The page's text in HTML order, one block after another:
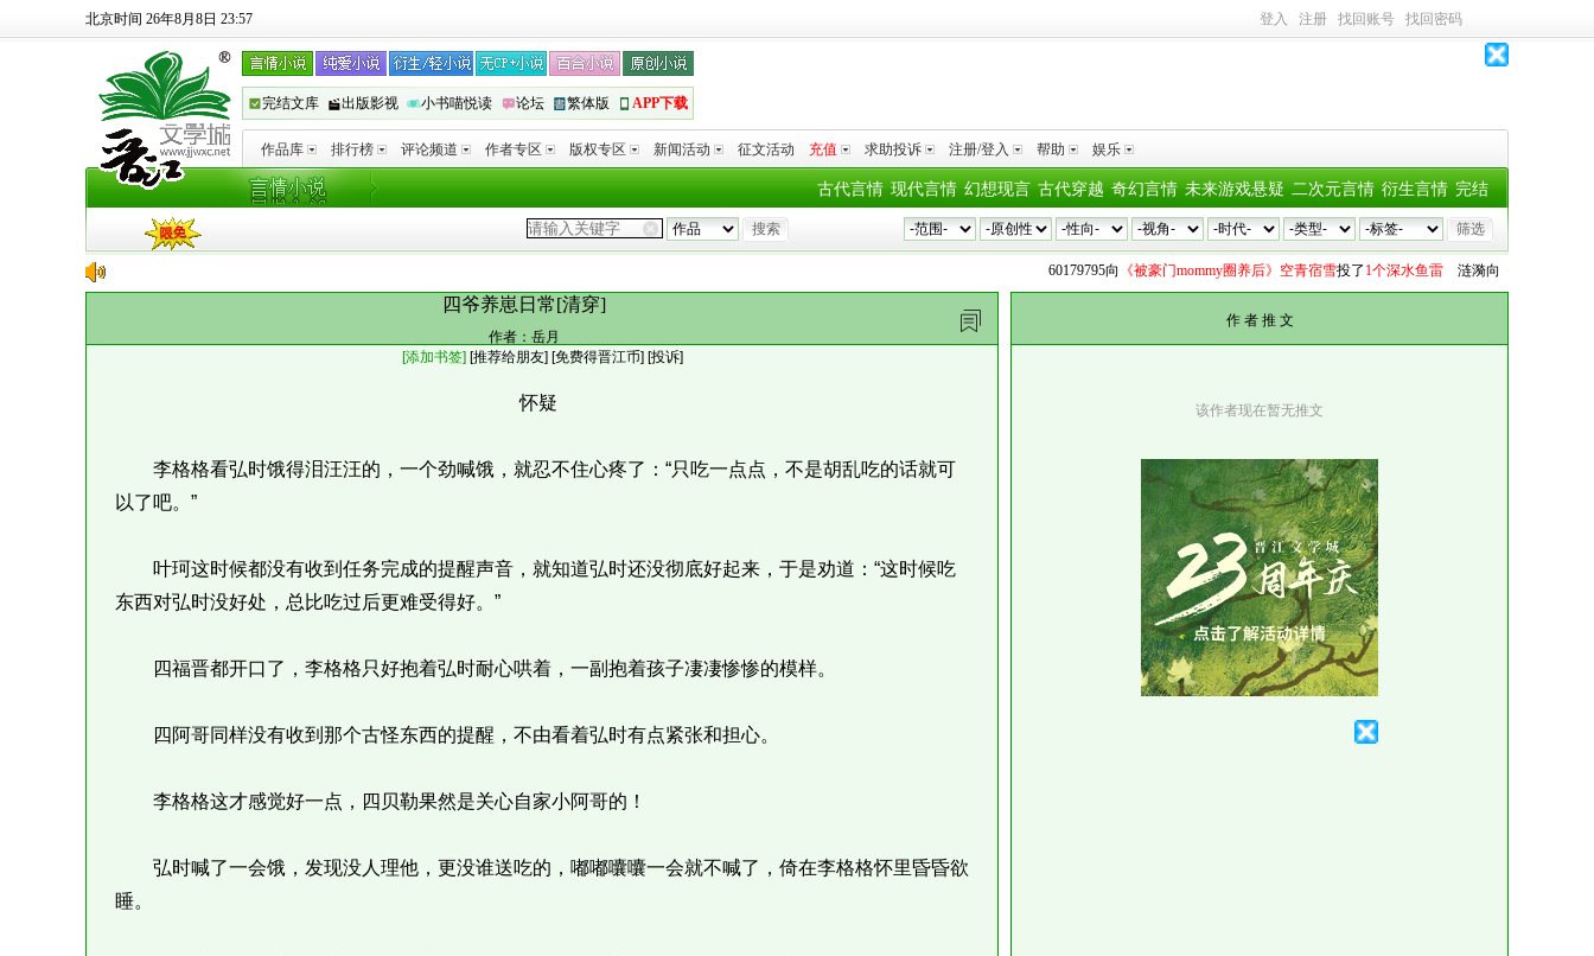
北京时间 26年8月8日 23:57 登入 注册 找回账号 找回密码
完结文库 出版影视 小书喵悦读 论坛 繁体版 APP下载
作品库 排行榜 评论频道 作者专区 版权专区 新闻活动 征文活动 充值 求助投诉 注册/登入 帮助 娱乐
完结
衍生言情
二次元言情
未来游戏悬疑
奇幻言情
古代穿越
幻想现言
现代言情
古代言情
60179795向《被豪门mommy圈养后》空青宿雪投了1个深水鱼雷 涟漪 向《在伟大航路兴风作
四爷养崽日常[清穿]
作者： 岳月
[添加书签] [推荐给朋友] [免费得晋江币] [投诉]
怀疑
李格格看弘时饿得泪汪汪的，一个劲喊饿，就忍不住心疼了：“只吃一点点，不是胡乱吃的话就可
以了吧。”
叶珂这时候都没有收到任务完成的提醒声音，就知道弘时还没彻底好起来，于是劝道：“这时候吃
东西对弘时没好处，总比吃过后更难受得好。”
四福晋都开口了，李格格只好抱着弘时耐心哄着，一副抱着孩子凄凄惨惨的模样。
四阿哥同样没有收到那个古怪东西的提醒，不由看着弘时有点紧张和担心。
李格格这才感觉好一点，四贝勒果然是关心自家小阿哥的！
弘时喊了一会饿，发现没人理他，更没谁送吃的，嘟嘟囔囔一会就不喊了，倚在李格格怀里昏昏欲
睡。
作 者 推 文
该作者现在暂无推文